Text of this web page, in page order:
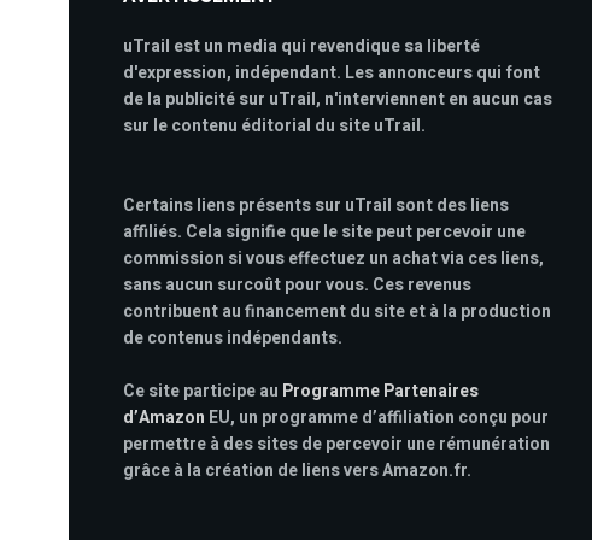
uTrail est un media qui revendique sa liberté
d'expression, indépendant. Les annonceurs qui font
de la publicité sur uTrail, n'interviennent en aucun cas
sur le contenu éditorial du site uTrail.
Certains liens présents sur uTrail sont des liens
affiliés. Cela signifie que le site peut percevoir une
commission si vous effectuez un achat via ces liens,
sans aucun surcoût pour vous. Ces revenus
contribuent au financement du site et à la production
de contenus indépendants.
Ce site participe au Programme Partenaires
d’Amazon EU, un programme d’affiliation conçu pour
permettre à des sites de percevoir une rémunération
grâce à la création de liens vers Amazon.fr.